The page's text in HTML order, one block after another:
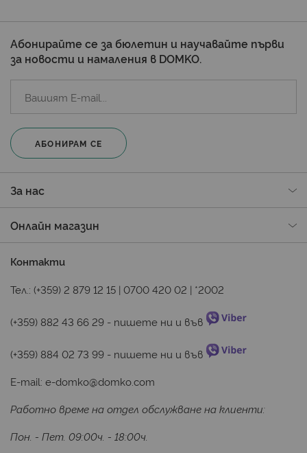
Абонирайте се за бюлетин и научавайте първи
за новости и намаления в DOMKO.
АБОНИРАМ СЕ
За нас
Онлайн магазин
Контакти
Тел.: (+359) 2 879 12 15 | 0700 420 02 | *2002
(+359) 882 43 66 29 - пишете ни и във
(+359) 884 02 73 99 - пишете ни и във
E-mail: e-domko@domko.com
Работно време на отдел обслужване на клиенти:
Пон. - Пет. 09:00ч. - 18:00ч.